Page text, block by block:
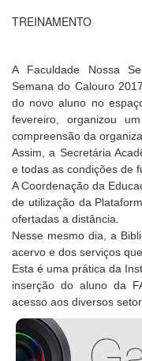
TREINAMENTO
A Faculdade Nossa
Semana do Calouro
do novo aluno no
fevereiro, organizou
compreensão da
Assim, a Secretária
e todas as condições de
A Coordenação da
de utilização da
ofertadas a distância.
Nesse mesmo dia, a
acervo e dos serviços
Esta é uma prática da
inserção do aluno da
acesso aos diversos